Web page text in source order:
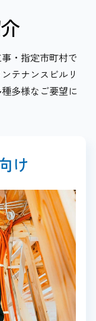
・指定市町村で
テナンスビルリ
多様なご要望に
け